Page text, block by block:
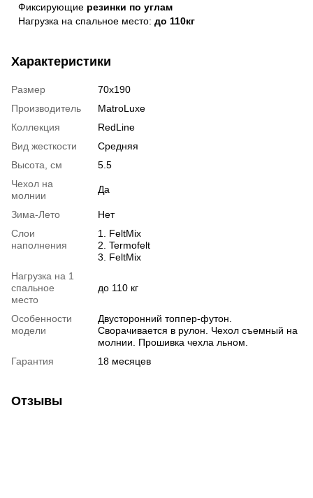
Фиксирующие резинки по углам
Нагрузка на спальное место: до 110кг
Характеристики
Размер
70х190
Производитель
MatroLuxe
Коллекция
RedLine
Вид жесткости
Средняя
Высота, см
5.5
Чехол на
молнии
Да
Зима-Лето
Нет
Слои
наполнения
1. FeltMix
2. Termofelt
3. FeltMix
Нагрузка на 1
спальное
место
до 110 кг
Особенности
модели
Двусторонний топпер-футон.
Сворачивается в рулон. Чехол съемный на
молнии. Прошивка чехла льном.
Гарантия
18 месяцев
Отзывы